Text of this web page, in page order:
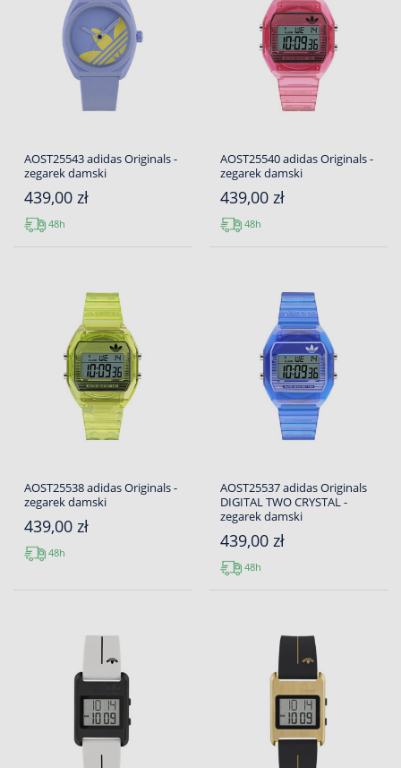
AOST25543 adidas Originals -
zegarek damski
439,00 zł
48h
AOST25540 adidas Originals -
zegarek damski
439,00 zł
48h
AOST25538 adidas Originals -
zegarek damski
439,00 zł
48h
AOST25537 adidas Originals
DIGITAL TWO CRYSTAL -
zegarek damski
439,00 zł
48h